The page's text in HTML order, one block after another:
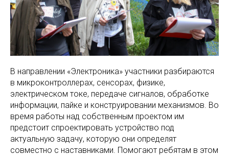
В направлении «Электроника» участники разбираются
в микроконтроллерах, сенсорах, физике,
электрическом токе, передаче сигналов, обработке
информации, пайке и конструировании механизмов. Во
время работы над собственным проектом им
предстоит спроектировать устройство под
актуальную задачу, которую они определят
совместно с наставниками. Помогают ребятам в этом